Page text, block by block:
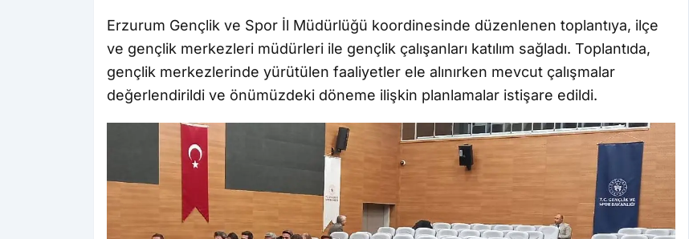
Erzurum Gençlik ve Spor İl Müdürlüğü koordinesinde düzenlenen toplantıya, ilçe
ve gençlik merkezleri müdürleri ile gençlik çalışanları katılım sağladı. Toplantıda,
gençlik merkezlerinde yürütülen faaliyetler ele alınırken mevcut çalışmalar
değerlendirildi ve önümüzdeki döneme ilişkin planlamalar istişare edildi.